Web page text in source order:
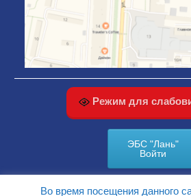
Режим для
ЭБС "Лань"
Войти
Во время посещения данного